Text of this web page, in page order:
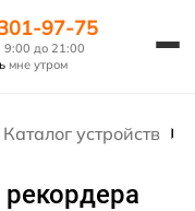
97-75
9:00 до 21:00
мне утром
Каталог устройств